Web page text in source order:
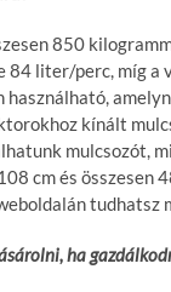
850
liter/perc, míg a
kínált
mulcsozót,
cm és összesen
tudhatsz
ha